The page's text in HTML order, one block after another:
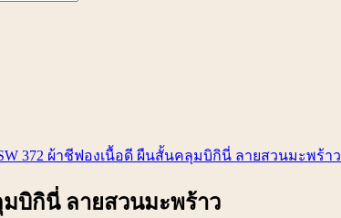
372 ผ้าชีฟองเนื้อดี ผืนสั้นคลุมบิกินี่ ลายสวนมะพร้าว
มบิกินี่ ลายสวนมะพร้าว